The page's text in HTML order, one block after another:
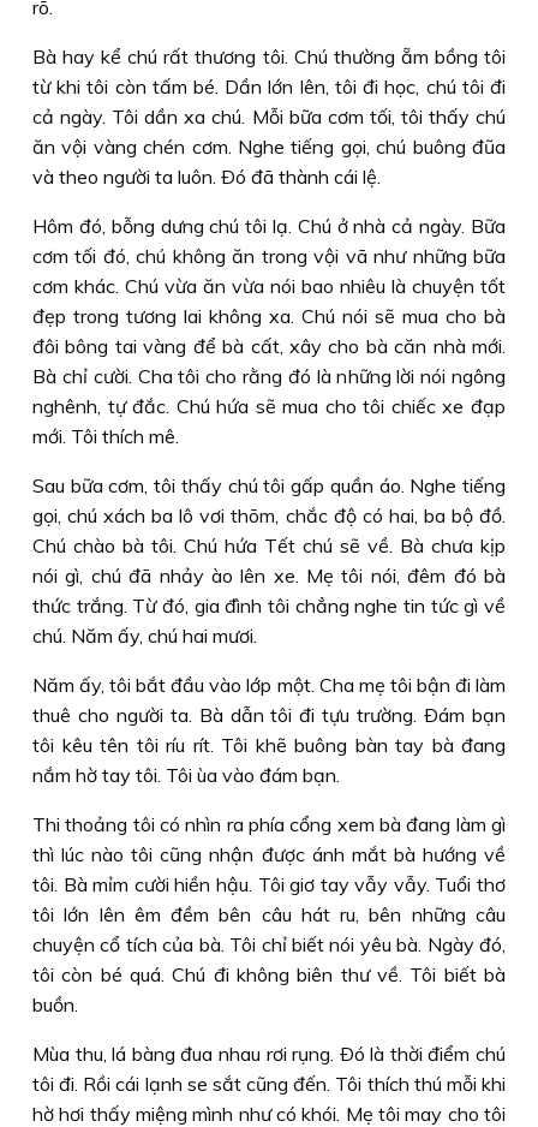
rõ.
Bà hay kể chú rất thương tôi. Chú thường ẵm bồng tôi
từ khi tôi còn tấm bé. Dần lớn lên, tôi đi học, chú tôi đi
cả ngày. Tôi dần xa chú. Mỗi bữa cơm tối, tôi thấy chú
ăn vội vàng chén cơm. Nghe tiếng gọi, chú buông đũa
và theo người ta luôn. Ðó đã thành cái lệ.
Hôm đó, bỗng dưng chú tôi lạ. Chú ở nhà cả ngày. Bữa
cơm tối đó, chú không ăn trong vội vã như những bữa
cơm khác. Chú vừa ăn vừa nói bao nhiêu là chuyện tốt
đẹp trong tương lai không xa. Chú nói sẽ mua cho bà
đôi bông tai vàng để bà cất, xây cho bà căn nhà mới.
Bà chỉ cười. Cha tôi cho rằng đó là những lời nói ngông
nghênh, tự đắc. Chú hứa sẽ mua cho tôi chiếc xe đạp
mới. Tôi thích mê.
Sau bữa cơm, tôi thấy chú tôi gấp quần áo. Nghe tiếng
gọi, chú xách ba lô vơi thõm, chắc độ có hai, ba bộ đồ.
Chú chào bà tôi. Chú hứa Tết chú sẽ về. Bà chưa kịp
nói gì, chú đã nhảy ào lên xe. Mẹ tôi nói, đêm đó bà
thức trắng. Từ đó, gia đình tôi chẳng nghe tin tức gì về
chú. Năm ấy, chú hai mươi.
Năm ấy, tôi bắt đầu vào lớp một. Cha mẹ tôi bận đi làm
thuê cho người ta. Bà dẫn tôi đi tựu trường. Ðám bạn
tôi kêu tên tôi ríu rít. Tôi khẽ buông bàn tay bà đang
nắm hờ tay tôi. Tôi ùa vào đám bạn.
Thi thoảng tôi có nhìn ra phía cổng xem bà đang làm gì
thì lúc nào tôi cũng nhận được ánh mắt bà hướng về
tôi. Bà mỉm cười hiền hậu. Tôi giơ tay vẫy vẫy. Tuổi thơ
tôi lớn lên êm đềm bên câu hát ru, bên những câu
chuyện cổ tích của bà. Tôi chỉ biết nói yêu bà. Ngày đó,
tôi còn bé quá. Chú đi không biên thư về. Tôi biết bà
buồn.
Mùa thu, lá bàng đua nhau rơi rụng. Ðó là thời điểm chú
tôi đi. Rồi cái lạnh se sắt cũng đến. Tôi thích thú mỗi khi
hờ hơi thấy miệng mình như có khói. Mẹ tôi may cho tôi